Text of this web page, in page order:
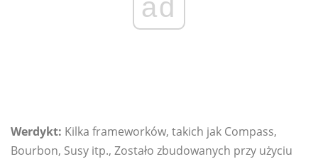
ad
Werdykt: Kilka frameworków, takich jak Compass,
Bourbon, Susy itp., Zostało zbudowanych przy użyciu